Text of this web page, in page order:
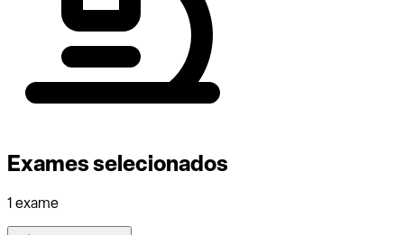
Exames selecionados
1 exame